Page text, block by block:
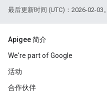
最后更新时间 (UTC)：2026-02-03。
Apigee 简介
We're part of Google
活动
合作伙伴